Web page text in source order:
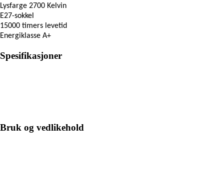
Lysfarge 2700 Kelvin
E27-sokkel
15000 timers levetid
Energiklasse A+
Spesifikasjoner
Bruk og vedlikehold